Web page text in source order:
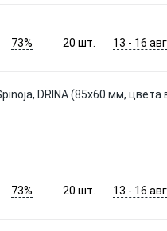
73% 20 шт. 13 - 16
DRINA (85х60 мм, цвета
73% 20 шт. 13 - 16